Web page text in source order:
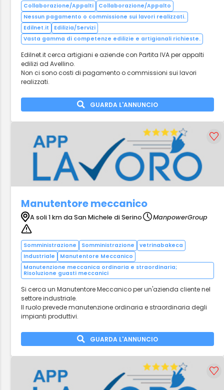
Collaborazione/Appalti
Collaborazione/Appalto
Nessun pagamento o commissione sui lavori realizzati.
Edilnet.it
Edilizia/Servizi
Vasta gamma di competenze edilizie e artigianali richieste.
Edilnet.it cerca artigiani e aziende con Partita IVA per appalti
edilizi ad Avellino.
Non ci sono costi di pagamento o commissioni sui lavori
realizzati.
GUARDA L'ANNUNCIO
Manutentore meccanico
A soli 1 km da San Michele di Serino ManpowerGroup
Somministrazione Somministrazione
vetrinabakeca
Industriale
Manutentore Meccanico
Manutenzione meccanica ordinaria e straordinaria;
Risoluzione guasti meccanici
Si cerca un Manutentore Meccanico per un'azienda cliente nel
settore industriale.
Il ruolo prevede manutenzione ordinaria e straordinaria degli
impianti produttivi.
GUARDA L'ANNUNCIO